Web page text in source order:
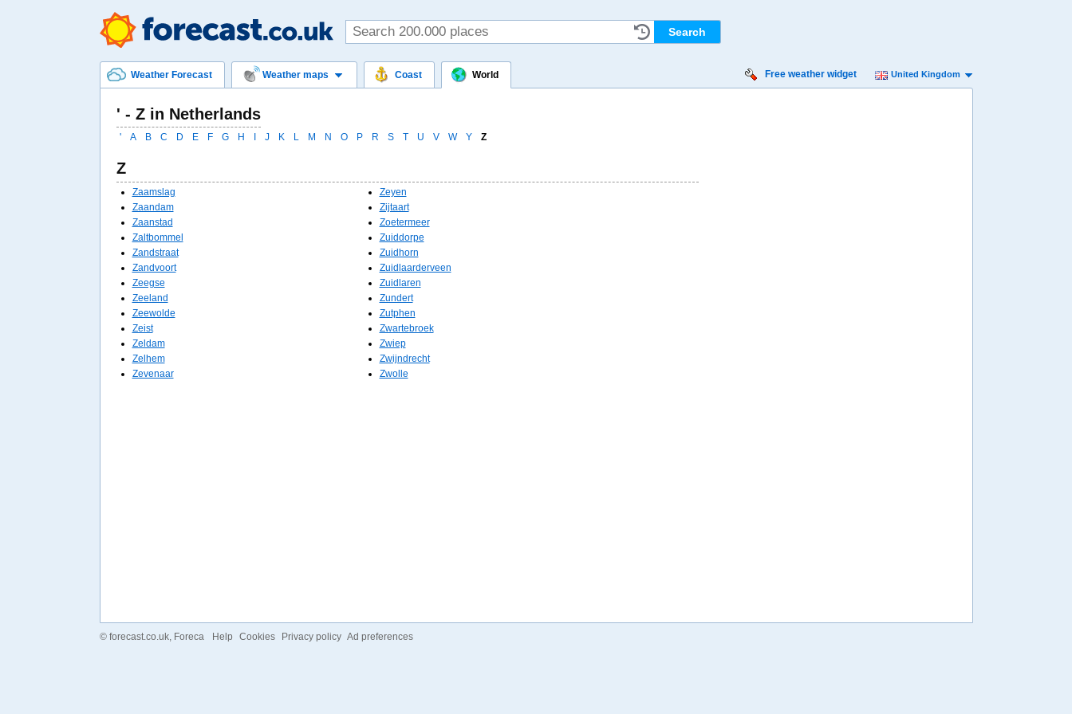
Weather Forecast Weather maps Coast World Free weather widget United Kingdom
' - Z in Netherlands
' A B C D E F G H J K L M N O P R S T U V W Y Z
Z
Zaamslag
Zaandam
Zaanstad
Zaltbommel
Zandstraat
Zandvoort
Zeegse
Zeeland
Zeewolde
Zeist
Zeldam
Zelhem
Zevenaar
Zeyen
Zijtaart
Zoetermeer
Zuiddorpe
Zuidhorn
Zuidlaarderveen
Zuidlaren
Zundert
Zutphen
Zwartebroek
Zwiep
Zwijndrecht
Zwolle
© forecast.co.uk, Foreca Help Cookies Privacy policy Ad preferences